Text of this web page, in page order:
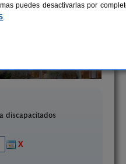
discapacitados
X
puedes desactivarlas por
.